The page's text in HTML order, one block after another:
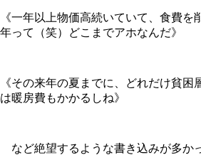
《一年以上物価高続いていて、食費
年って（笑）どこまでアホなんだ》
《その来年の夏までに、どれだけ貧
は暖房費もかかるしね》
など絶望するような書き込みが多か